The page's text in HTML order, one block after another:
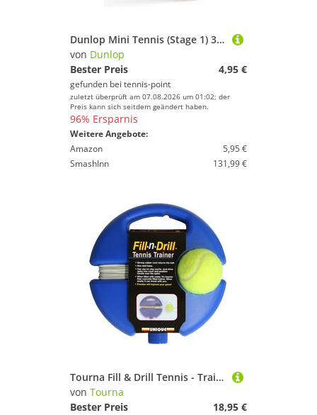
Dunlop Mini Tennis (Stage 1) 3er Dose
von Dunlop
Bester Preis
4,95 €
gefunden bei tennis-point
zuletzt überprüft am 07.08.2026 um 01:02; der
Preis kann sich seitdem geändert haben.
96% Ersparnis
Weitere Angebote:
Amazon
5,95 €
SmashInn
131,99 €
Tourna Fill & Drill Tennis - Trainingsgerät Blau, Gelb
von Tourna
Bester Preis
18,95 €